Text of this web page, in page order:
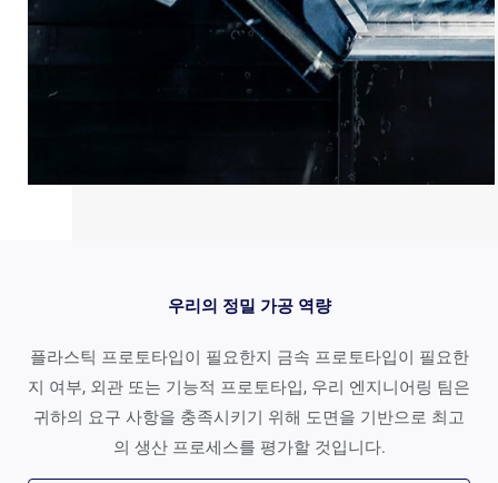
우리의 정밀 가공 역량
플라스틱 프로토타입이 필요한지 금속 프로토타입이 필요한
지 여부, 외관 또는 기능적 프로토타입, 우리 엔지니어링 팀은
귀하의 요구 사항을 충족시키기 위해 도면을 기반으로 최고
의 생산 프로세스를 평가할 것입니다.